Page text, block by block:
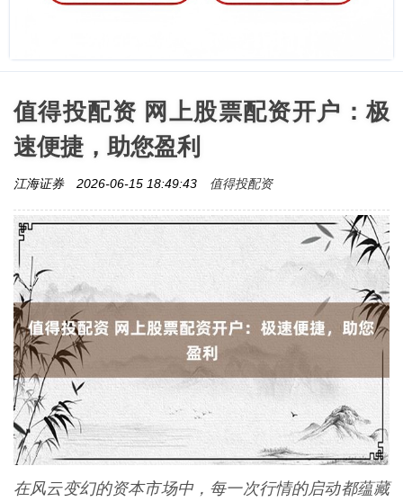
值得投配资 网上股票配资开户：极
速便捷，助您盈利
江海证券 2026-06-15 18:49:43 值得投配资
在风云变幻的资本市场中，每一次行情的启动都蕴藏